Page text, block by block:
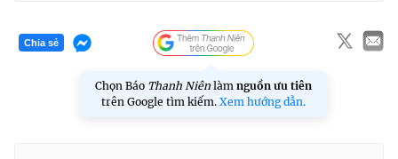
Chia sẻ
Chọn Báo Thanh Niên làm nguồn ưu tiên
trên Google tìm kiếm. Xem hướng dẫn.